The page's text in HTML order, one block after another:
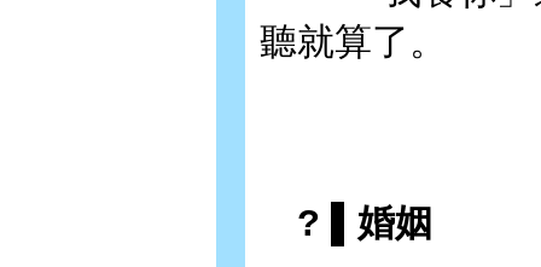
聽就算了。
? ▌婚姻